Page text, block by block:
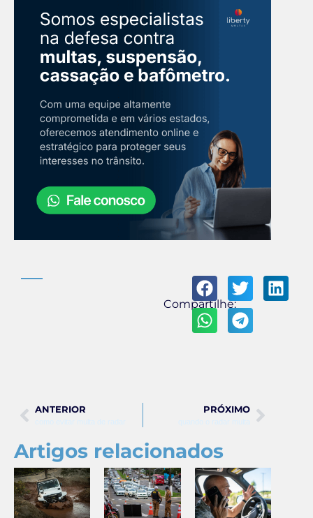
Compartilhe:
ANTERIOR PRÓXIMO
Artigos relacionados